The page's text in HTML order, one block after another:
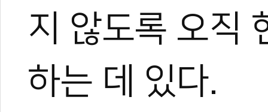
지 않도록 오직
하는 데 있다.
KHU-SPLab 지도교수
세계태권도전문트레이너협
대한장애인펜싱협회 이사